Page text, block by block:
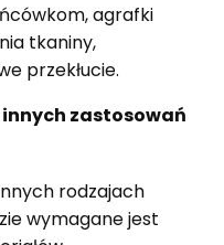
agrafki
tkaniny,
przekłucie.
innych zastosowań
rodzajach
wymagane jest